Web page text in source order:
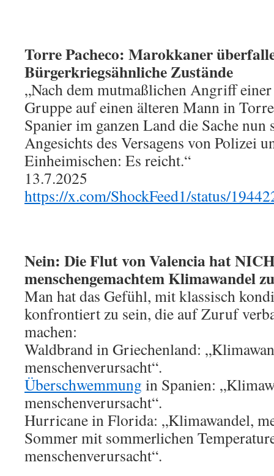
Torre Pacheco: Marokkaner
Bürgerkriegsähnliche Zustände
„Nach dem mutmaßlichen Angriff
Gruppe auf einen älteren Mann in
Spanier im ganzen Land die Sache nun
Angesichts des Versagens von Polizei
Einheimischen: Es reicht.“
13.7.2025
https://x.com/ShockFeed1/status/
Nein: Die Flut von Valencia hat
menschengemachtem Klimawandel
Man hat das Gefühl, mit klassisch
konfrontiert zu sein, die auf Zuruf
machen:
Waldbrand in Griechenland:
menschenverursacht“.
Überschwemmung in Spanien:
menschenverursacht“.
Hurricane in Florida: „Klimawandel,
Sommer mit sommerlichen
menschenverursacht“.